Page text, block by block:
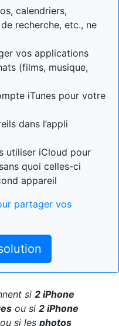
calendriers,
recherche, etc., ne
vos applications
(films, musique,
iTunes pour votre
dans l’appli
utiliser iCloud pour
quoi celles-ci
appareil
partager vos
si 2 iPhone
ou si 2 iPhone
si les photos